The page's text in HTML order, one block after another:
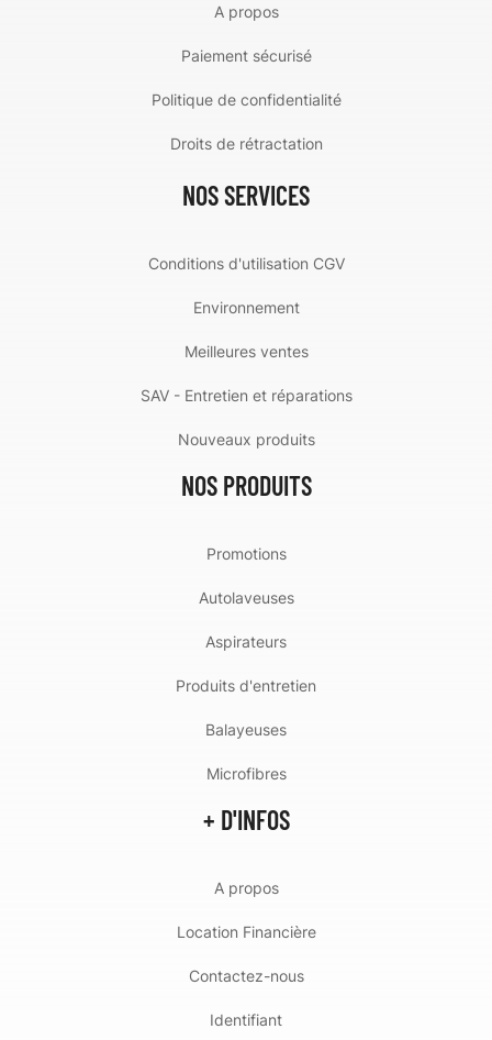
A propos
Paiement sécurisé
Politique de confidentialité
Droits de rétractation
NOS SERVICES
Conditions d'utilisation CGV
Environnement
Meilleures ventes
SAV - Entretien et réparations
Nouveaux produits
NOS PRODUITS
Promotions
Autolaveuses
Aspirateurs
Produits d'entretien
Balayeuses
Microfibres
+ D'INFOS
A propos
Location Financière
Contactez-nous
Identifiant